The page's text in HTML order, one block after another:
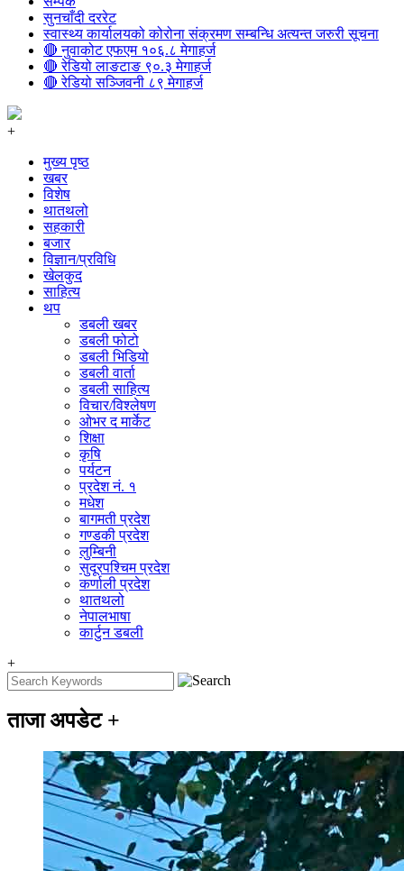
सुनचाँदी दररेट
स्वास्थ्य कार्यालयको कोरोना संक्रमण सम्बन्धि अत्यन्त जरुरी सूचना
🔴 नुवाकोट एफएम १०६.८ मेगाहर्ज
🔴 रेडियो लाङटाङ ९०.३ मेगाहर्ज
🔴 रेडियो सञ्जिवनी ८९ मेगाहर्ज
+
मुख्य पृष्ठ
खबर
विशेष
थातथलो
सहकारी
बजार
विज्ञान/प्रविधि
खेलकुद
साहित्य
थप
डबली खबर
डबली फोटो
डबली भिडियो
डबली वार्ता
डबली साहित्य
विचार/विश्‍लेषण
ओभर द मार्केट
शिक्षा
कृषि
पर्यटन
प्रदेश नं. १
मधेश
बागमती प्रदेश
गण्डकी प्रदेश
लुम्बिनी
सुदूरपश्चिम प्रदेश
कर्णाली प्रदेश
थातथलो
नेपालभाषा
कार्टुन डबली
+
ताजा अपडेट +